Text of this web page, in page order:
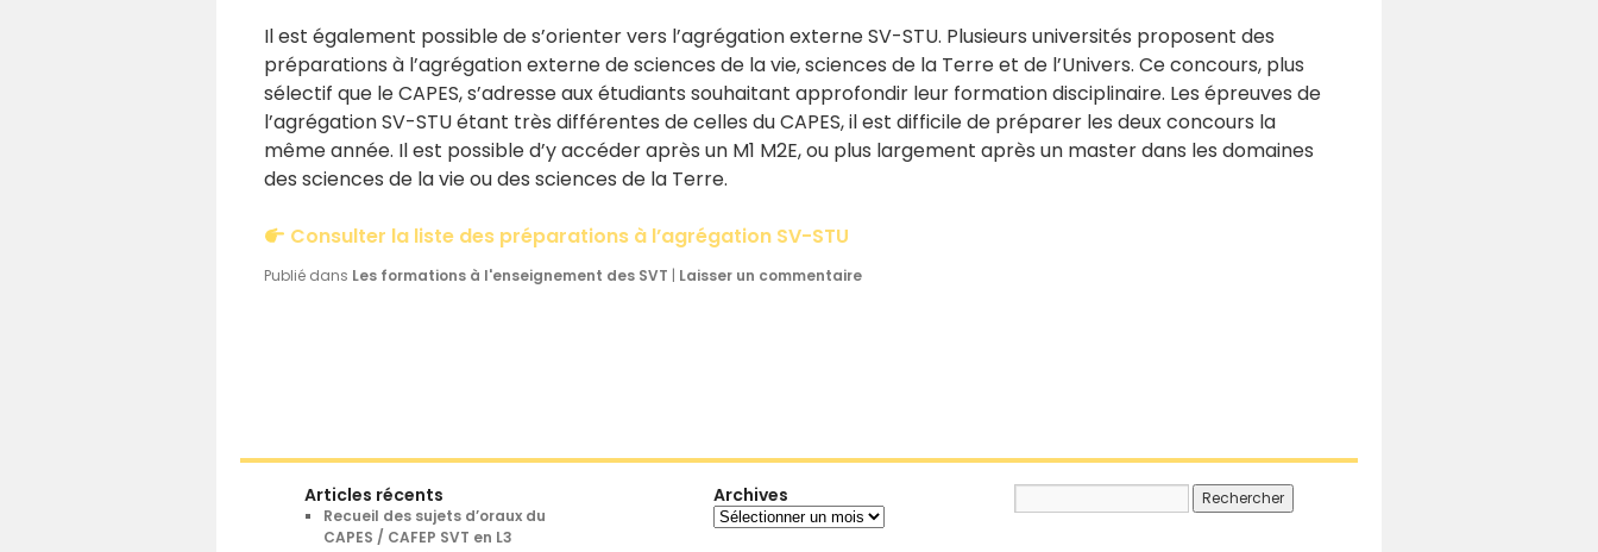
Il est également possible de s’orienter vers l’agrégation externe SV-STU. Plusieurs universités proposent des
préparations à l’agrégation externe de sciences de la vie, sciences de la Terre et de l’Univers. Ce concours, plus
sélectif que le CAPES, s’adresse aux étudiants souhaitant approfondir leur formation disciplinaire. Les épreuves de
l’agrégation SV-STU étant très différentes de celles du CAPES, il est difficile de préparer les deux concours la
même année. Il est possible d’y accéder après un M1 M2E, ou plus largement après un master dans les domaines
des sciences de la vie ou des sciences de la Terre.
Consulter la liste des préparations à l’agrégation SV-STU
Publié dans Les formations à l'enseignement des SVT | Laisser un commentaire
Articles récents
Recueil des sujets d’oraux du
CAPES / CAFEP SVT en L3
Archives
Archives